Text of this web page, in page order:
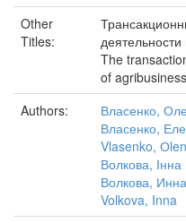
Other
Titles:
The
of agribusiness
Authors:
Власенко,
Власенко,
Vlasenko,
Волкова,
Волкова,
Volkova, Inna